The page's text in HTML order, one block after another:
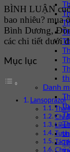
Danh
BÌNH LUẬN
bao nhiêu? mua
Bình Dương,
các chi tiết dưới
Mục lục
Lansoprazol
Chỉ
Liều
Tác
Chú